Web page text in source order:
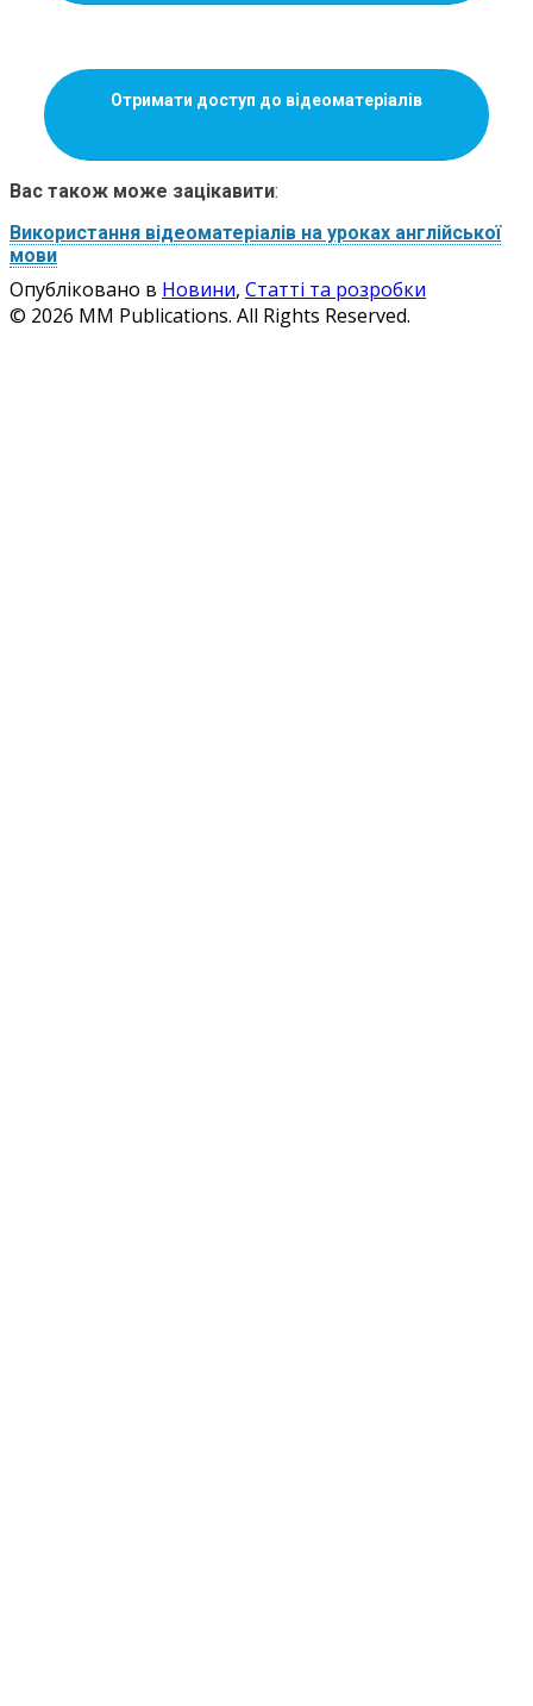
Отримати доступ до відеоматеріалів
Вас також може зацікавити:
Використання відеоматеріалів на уроках англійської
мови
Опубліковано в Новини, Статті та розробки
© 2026 MM Publications. All Rights Reserved.